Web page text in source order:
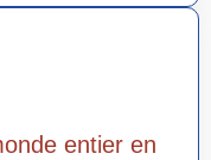
entier en